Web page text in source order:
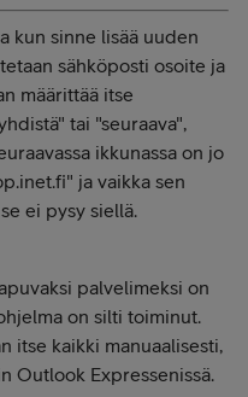
kun sinne lisää uuden
sähköposti osoite ja
määrittää itse
tai "seuraava",
ikkunassa on jo
ja vaikka sen
ei pysy siellä.
palvelimeksi on
on silti toiminut.
itse kaikki manuaalisesti,
Outlook Expressenissä.